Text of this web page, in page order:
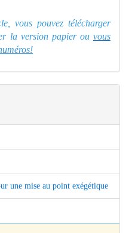
vous pouvez télécharger
la version papier ou vous
une mise au point exégétique